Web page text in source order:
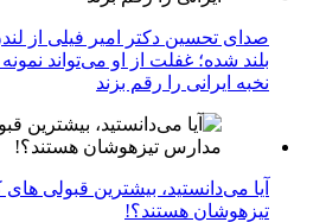
صدای تحسین دکتر امیر فیلی از
بلند شده؛ غفلت از او می‌تواند
نخبه ایرانی را رقم بزند
آیا می‌دانستید، بیشترین قبولی
تیزهوشان هستند؟!